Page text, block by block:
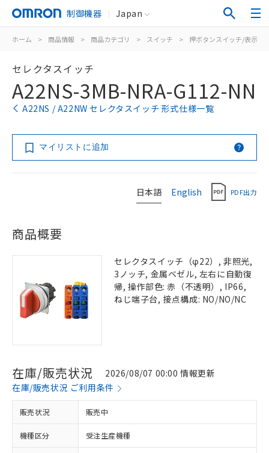
制御機器 Japan
ホーム > 商品情報 > 商品カテゴリ > スイッチ > 押ボタンスイッチ/表示灯
セレクタスイッチ
A22NS-3MB-NRA-G112-NN
A22NS / A22NW セレクタスイッチ 形式仕様一覧
マイリストに追加
日本語 English PDF出力
商品概要
セレクタスイッチ（φ22）, 非照光,
3ノッチ, 金属ベゼル, 左右に自動復
帰, 操作部色: 赤（不透明）, IP66,
ねじ端子台, 接点構成: NO/NO/NC
在庫/販売状況
2026/08/07 00:00 情報更新
在庫/販売状況 ご利用条件
販売状況 販売中
機種区分 受注生産機種